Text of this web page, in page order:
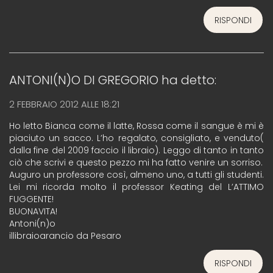
RISPONDI
ANTONI(N)O DI GREGORIO ha detto:
2 FEBBRAIO 2012 ALLE 18:21
Ho letto Bianca come il latte, Rossa come il sangue è mi è
piaciuto un sacco. L’ho regalato, consigliato, e venduto(
dalla fine del 2009 faccio il libraio). Leggo di tanto in tanto
ciò che scrivi e questo pezzo mi ha fatto venire un sorriso.
Auguro un professore così, almeno uno, a tutti gli studenti.
Lei mi ricorda molto il professor Keating del L’ATTIMO
FUGGENTE!
BUONAVITA!
Antoni(n)o
illibraioarancio da Pesaro
RISPONDI